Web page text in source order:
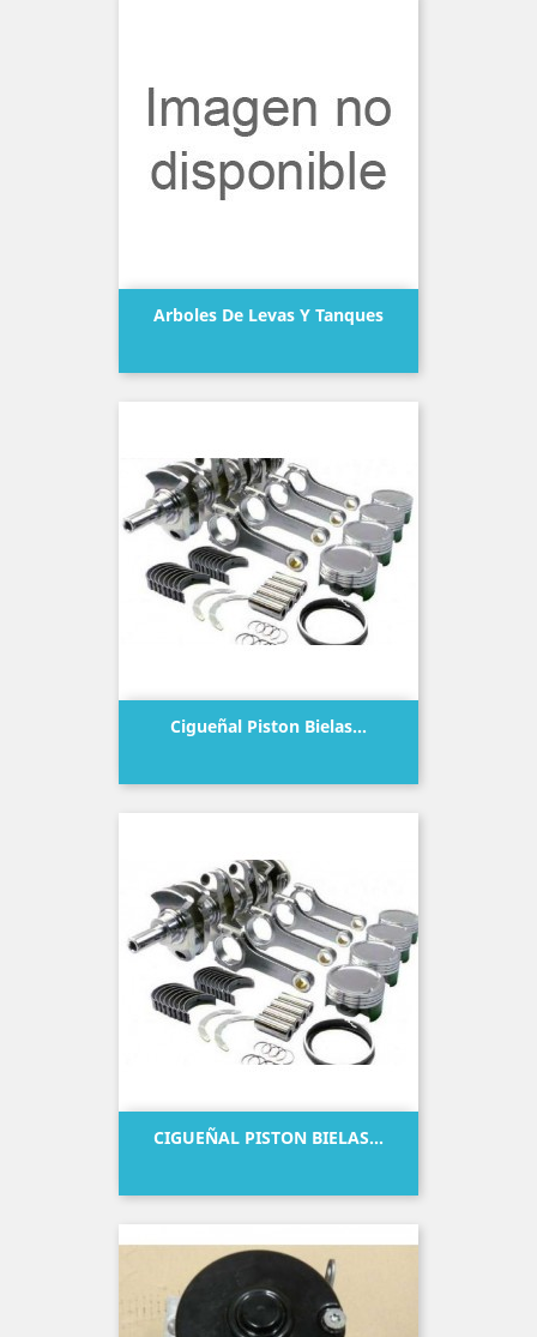
Arboles De Levas Y Tanques
Cigueñal Piston Bielas...
CIGUEÑAL PISTON BIELAS...